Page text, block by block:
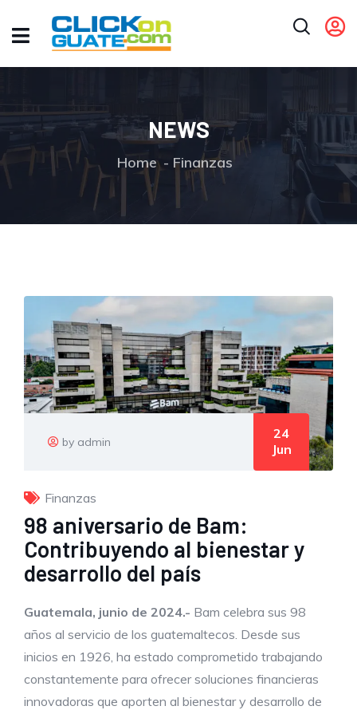
NEWS
Home Finanzas
by admin
24
Jun
Finanzas
98 aniversario de Bam:
Contribuyendo al bienestar y
desarrollo del país
Guatemala, junio de 2024.- Bam celebra sus 98
años al servicio de los guatemaltecos. Desde sus
inicios en 1926, ha estado comprometido trabajando
constantemente para ofrecer soluciones financieras
innovadoras que aporten al bienestar y desarrollo de